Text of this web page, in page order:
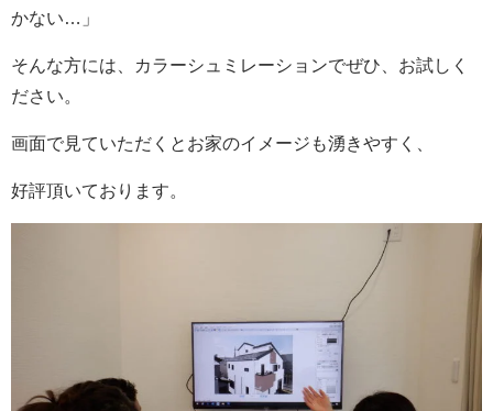
かない…」
そんな方には、カラーシュミレーションでぜひ、お試しく
ださい。
画面で見ていただくとお家のイメージも湧きやすく、
好評頂いております。